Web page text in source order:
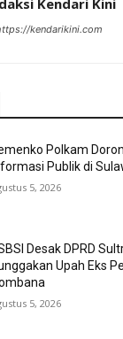
Kendari Kini
kendarikini.com
Polkam
Publik di
5, 2026
Desak DPRD
Upah Eks
5, 2026